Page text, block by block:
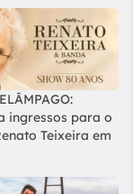
ingressos para o
Teixeira em